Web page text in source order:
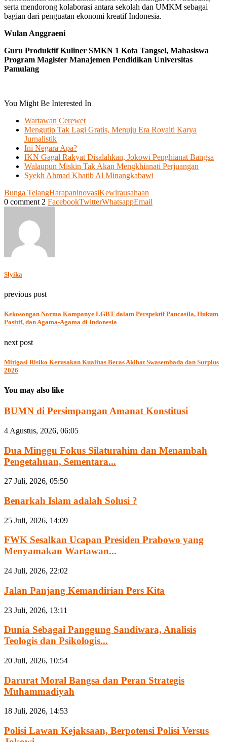
serta mendorong kolaborasi antara sekolah dan UMKM sebagai
bagian dari penguatan ekonomi kreatif Indonesia.
Wulan Anggraeni
Guru Produktif Kuliner SMKN 1 Kota Tangsel, Mahasiswa
Program Magister Manajemen Pendidikan Universitas
Pamulang
You Might Be Interested In
Wartawan Cerewet
Mengutip Tak Lagi Gratis, Menuju Era Royalti Karya
Jurnalistik
Ini Negara Apa?
IKN Gagal Rakyat Disalahkan, Jokowi Penghianat Bangsa
Walaupun Miskin Tak Akan Mengkhianati Perjuangan
Syekh Ahmad Khatib Al Minangkabawi
Bunga TelangHarapaninovasiKewirausahaan
0 comment 2 FacebookTwitterWhatsappEmail
Slyika
previous post
Kekosongan Norma Kampanye LGBT dalam Perspektif Pancasila, Hukum
Positif, dan Agama-Agama di Indonesia
next post
Mitigasi Risiko Kerusakan Kualitas Beras Akibat Swasembada dan Surplus
2026
You may also like
BUMN di Persimpangan Amanat Konstitusi
4 Agustus, 2026, 06:05
Dua Minggu Fokus Silaturahim dan Menambah
Pengetahuan, Sementara...
27 Juli, 2026, 05:50
Benarkah Islam adalah Solusi ?
25 Juli, 2026, 14:09
FWK Sesalkan Ucapan Presiden Prabowo yang
Menyamakan Wartawan...
24 Juli, 2026, 22:02
Jalan Panjang Kemandirian Pers Kita
23 Juli, 2026, 13:11
Dunia Sebagai Panggung Sandiwara, Analisis
Teologis dan Psikologis...
20 Juli, 2026, 10:54
Darurat Moral Bangsa dan Peran Strategis
Muhammadiyah
18 Juli, 2026, 14:53
Polisi Lawan Kejaksaan, Berpotensi Polisi Versus